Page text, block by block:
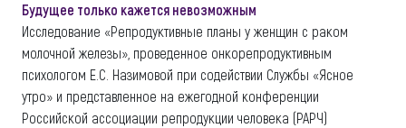
Будущее только кажется невозможным
Исследование «Репродуктивные планы у женщин с раком
молочной железы», проведенное онкорепродуктивным
психологом Е.С. Назимовой при содействии Службы «Ясное
утро» и представленное на ежегодной конференции
Российской ассоциации репродукции человека (РАРЧ)